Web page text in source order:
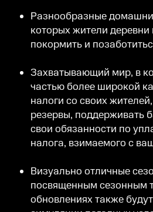
Разнообразные
которых жители деревни
покормить и
Захватывающий мир, в
частью более широкой
налоги со своих
резервы, поддерживать
свои обязанности по
налога, взимаемого с
Визуально отличные
посвященным сезонным
обновлениях также